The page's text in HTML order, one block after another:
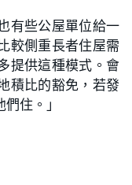
有些公屋單位給一
較側重長者住屋需
提供這種模式。會
積比的豁免，若發
住。」